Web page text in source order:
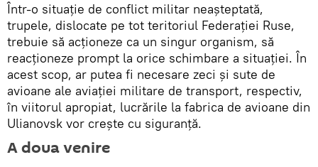
Într-o situație de conflict militar neașteptată,
trupele, dislocate pe tot teritoriul Federației Ruse,
trebuie să acționeze ca un singur organism, să
reacționeze prompt la orice schimbare a situației. În
acest scop, ar putea fi necesare zeci și sute de
avioane ale aviației militare de transport, respectiv,
în viitorul apropiat, lucrările la fabrica de avioane din
Ulianovsk vor crește cu siguranță.
A doua venire